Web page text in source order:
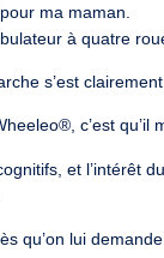
ma maman.
à quatre
s’est
c’est
et l’intérêt
qu’on lui